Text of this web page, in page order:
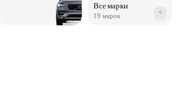
Все марки
19 марок +